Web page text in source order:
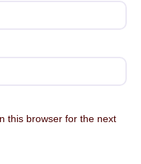
this browser for the next